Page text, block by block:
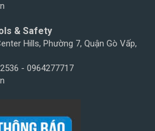
& Safety
Hills, Phường 7, Quận Gò Vấp,
- 0964277717